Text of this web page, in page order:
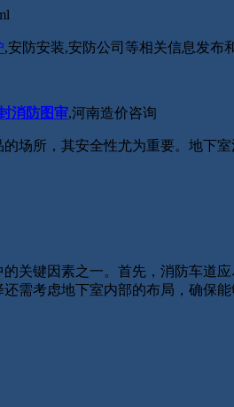
,安防安装,安防公司等相关信息发布
消防图审,河南造价咨询
所，其安全性尤为重要。地下室
键因素之一。首先，消防车道应
需考虑地下室内部的布局，确保能